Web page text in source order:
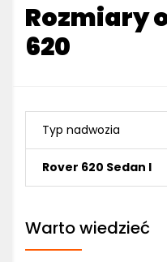
Rozmiary
620
Typ nadwozia
Rover 620 Sedan I
Warto wiedzieć